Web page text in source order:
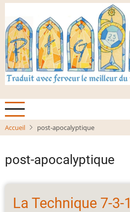
Aller
contenu
principal
Accueil post-apocalyptique
post-apocalyptique
La Technique 7-3-1